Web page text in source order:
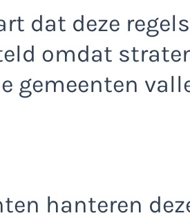
dat deze
omdat
gemeenten
hanteren